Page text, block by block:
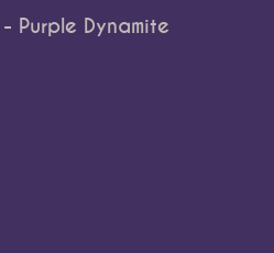
Purple Dynamite